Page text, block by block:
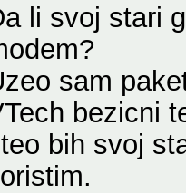
li svoj stari
sam
bezicni
bih svoj